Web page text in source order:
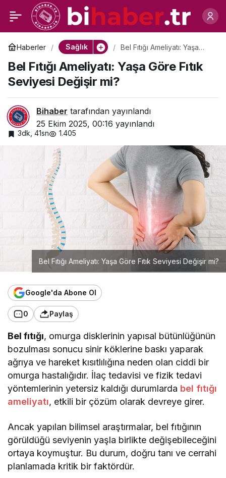
Haberler Sağlık
Bel Fıtığı Ameliyatı: Yaşa
mi?
Bel Fıtığı Ameliyatı: Yaşa Göre Fıtık
Seviyesi Değişir mi?
Bihaber tarafından yayınlandı
25 Ekim 2025, 00:16 yayınlandı
3dk, 41sn 1.405
Bel Fıtığı Ameliyatı: Yaşa Göre Fıtık Seviyesi Değişir mi?
Google'da Abone Ol
0 Paylaş
Bel fıtığı, omurga disklerinin yapısal bütünlüğünün
bozulması sonucu sinir köklerine baskı yaparak
ağrıya ve hareket kısıtlılığına neden olan ciddi bir
omurga hastalığıdır. İlaç tedavisi ve fizik tedavi
yöntemlerinin yetersiz kaldığı durumlarda bel fıtığı
ameliyatı, etkili bir çözüm olarak devreye girer.
Ancak yapılan bilimsel araştırmalar, bel fıtığının
görüldüğü seviyenin yaşla birlikte değişebileceğini
ortaya koymuştur. Bu durum, doğru tanı ve cerrahi
planlamada kritik bir faktördür.
Yeme Atağından Sonra:
Ceza Değil, Denge
Zamanı
0 Paylaş